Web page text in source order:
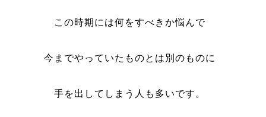
この時期には何をすべきか悩んで
今までやっていたものとは別のものに
手を出してしまう人も多いです。